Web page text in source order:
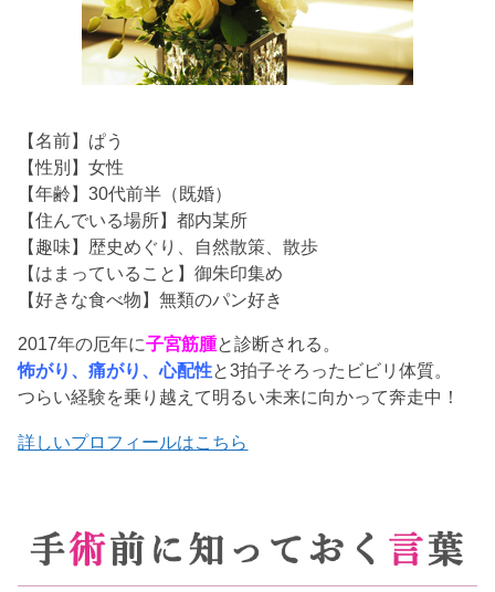
【名前】ぱう
【性別】女性
【年齢】30代前半（既婚）
【住んでいる場所】都内某所
【趣味】歴史めぐり、自然散策、散歩
【はまっていること】御朱印集め
【好きな食べ物】無類のパン好き
2017年の厄年に子宮筋腫と診断される。
怖がり、痛がり、心配性と3拍子そろったビビリ体質。
つらい経験を乗り越えて明るい未来に向かって奔走中！
詳しいプロフィールはこちら